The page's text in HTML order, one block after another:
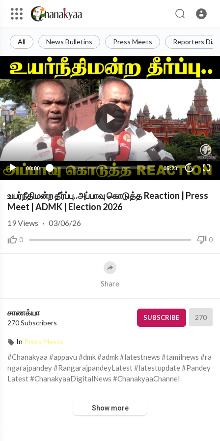
All News Bulletins Press Meets Reporters
00:00 05:23 10
உயர்நீதிமன்ற தீர்ப்பு..அப்பாவு கொடுத்த Reaction | Press
Meet | ADMK | Election 2026
0 0
19Views · 03/06/26
Share
சாணக்யா
270 Subscribers
SUBSCRIBE 270
In Press Meets
#Chanakyaa #appavu #dmk #admk #latestnews #tamilnews #ra
ngarajpandey #RangarajpandeyLatest #latestupdate #Pandey
Latest #ChanakyaaDigitalNews #ChanakyaaChannel
Show more